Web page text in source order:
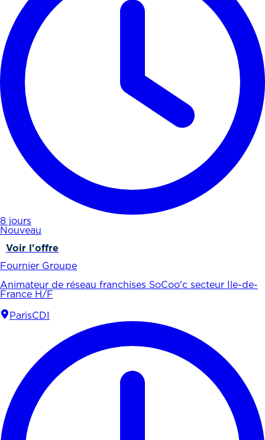
8 jours
Nouveau
Voir l'offre
Fournier Groupe
Animateur de réseau franchises SoCoo'c secteur Ile-de-
France H/F
ParisCDI